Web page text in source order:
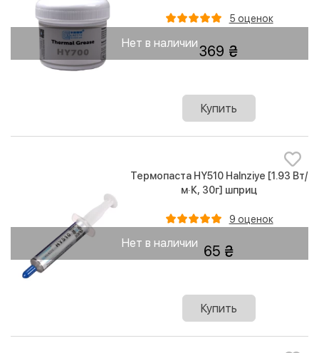
Нет в наличии
5 оценок
369
Купить
Нет в наличии
Термопаста HY510 Halnziye [1.93 Вт/
м·К, 30г] шприц
9 оценок
65
Купить